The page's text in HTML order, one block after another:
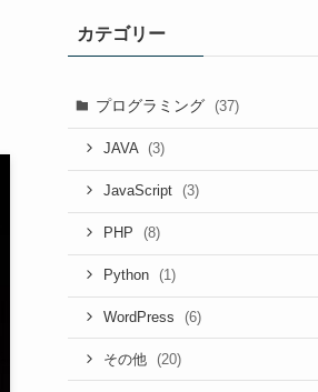
カテゴリー
プログラミング (37)
JAVA (3)
JavaScript (3)
PHP (8)
Python (1)
WordPress (6)
その他 (20)